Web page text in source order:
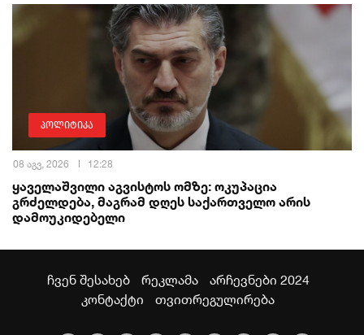
პოლიტიკა
08 აგვ, 2026 12:28
ყაველაშვილი აგვისტოს ომზე: ოკუპაცია
გრძელდება, მაგრამ დღეს საქართველო არის
დამოუკიდებელი
ჩვენ შესახებ რეკლამა
არჩევნები 2024
კონტაქტი
თვითრეგულირება